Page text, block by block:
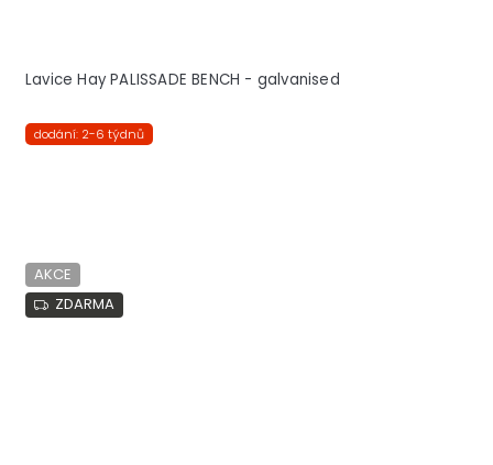
Lavice Hay PALISSADE BENCH - galvanised
dodání: 2-6 týdnů
AKCE
ZDARMA